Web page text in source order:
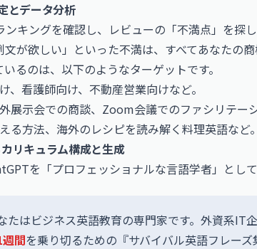
とデータ分析
ンキングを確認し、レビューの「不満点」を探
が欲しい」といった不満は、すべてあなたの商
るのは、以下のようなターゲットです。
、看護師向け、不動産営業向けなど。
展示会での商談、 Zoom会議でのファシリテー
る方法、海外のレシピを読み解く料理英語など。
リキュラム構成と生成
を「プロフェッショナルな言語学者」として
たはビジネス英語教育の専門家です。外資系IT
週間を乗り切るための『サバイバル英語フレー